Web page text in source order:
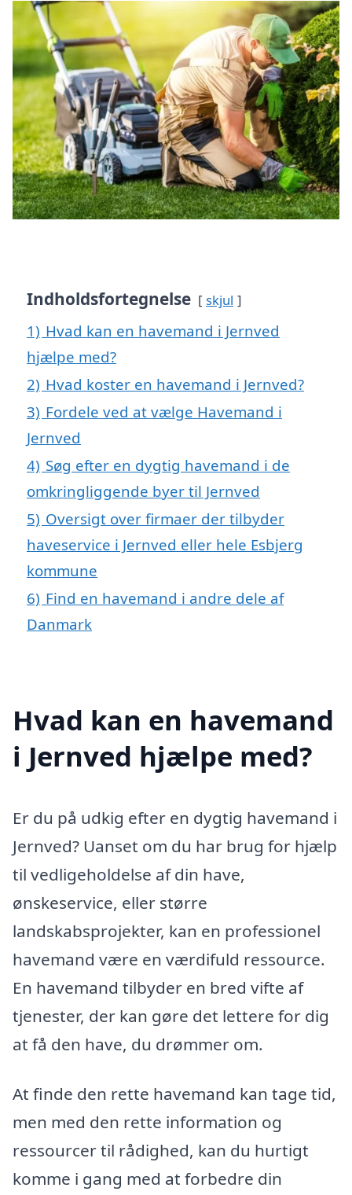
Indholdsfortegnelse skjul
1) Hvad kan en havemand i Jernved
hjælpe med?
2) Hvad koster en havemand i Jernved?
3) Fordele ved at vælge Havemand i
Jernved
4) Søg efter en dygtig havemand i de
omkringliggende byer til Jernved
5) Oversigt over firmaer der tilbyder
haveservice i Jernved eller hele Esbjerg
kommune
6) Find en havemand i andre dele af
Danmark
Hvad kan en havemand
i Jernved hjælpe med?
Er du på udkig efter en dygtig havemand i
Jernved? Uanset om du har brug for hjælp
til vedligeholdelse af din have,
ønskeservice, eller større
landskabsprojekter, kan en professionel
havemand være en værdifuld ressource.
En havemand tilbyder en bred vifte af
tjenester, der kan gøre det lettere for dig
at få den have, du drømmer om.
At finde den rette havemand kan tage tid,
men med den rette information og
ressourcer til rådighed, kan du hurtigt
komme i gang med at forbedre din